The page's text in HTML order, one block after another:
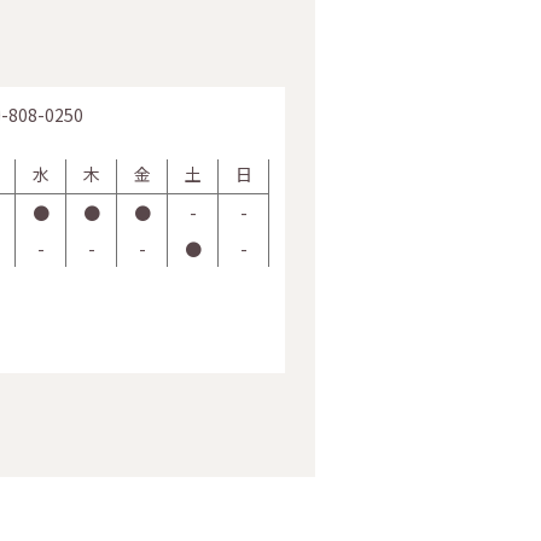
808-0250
水 木 金 土
日
● ● ● -
-
- - - ● -